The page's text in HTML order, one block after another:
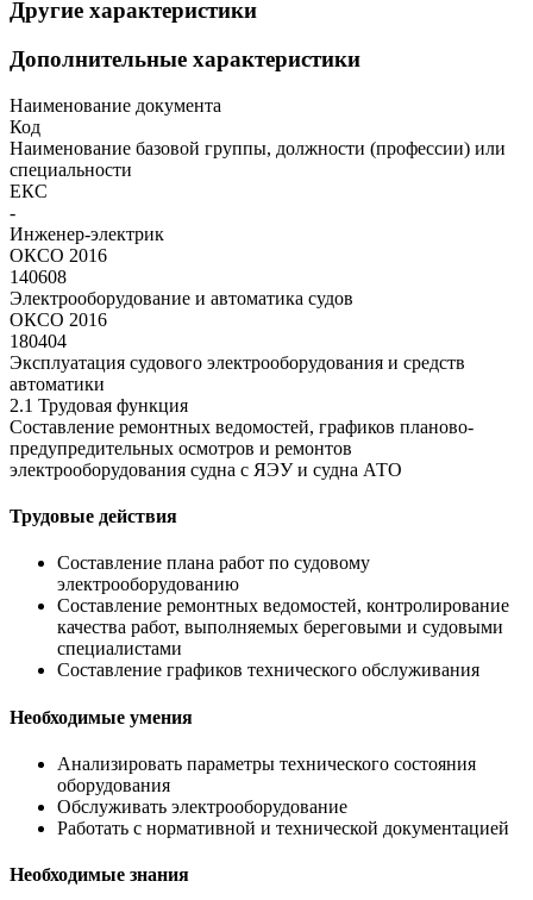
Другие характеристики
Дополнительные характеристики
Наименование документа
Код
Наименование базовой группы, должности (профессии) или
специальности
ЕКС
-
Инженер-электрик
ОКСО 2016
140608
Электрооборудование и автоматика судов
ОКСО 2016
180404
Эксплуатация судового электрооборудования и средств
автоматики
2.1 Трудовая функция
Составление ремонтных ведомостей, графиков планово-
предупредительных осмотров и ремонтов
электрооборудования судна с ЯЭУ и судна АТО
Трудовые действия
Составление плана работ по судовому
электрооборудованию
Составление ремонтных ведомостей, контролирование
качества работ, выполняемых береговыми и судовыми
специалистами
Составление графиков технического обслуживания
Необходимые умения
Анализировать параметры технического состояния
оборудования
Обслуживать электрооборудование
Работать с нормативной и технической документацией
Необходимые знания